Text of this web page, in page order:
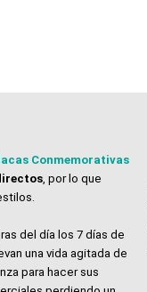
Conmemorativas
, por lo que
del día los 7 días de
una vida agitada de
para hacer sus